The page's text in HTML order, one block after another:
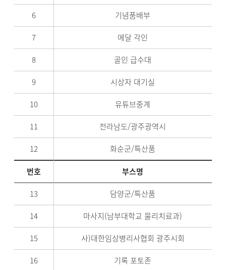
6
기념품배부
7
메달 각인
8
골인 급수대
9
시상자 대기실
10
유튜브중계
11
전라남도/광주광역시
12
화순군/특산품
번호
부스명
13
담양군/특산품
14
마사지(남부대학교 물리치료과)
15
사)대한임상병리사협회 광주시회
16
기록 포토존